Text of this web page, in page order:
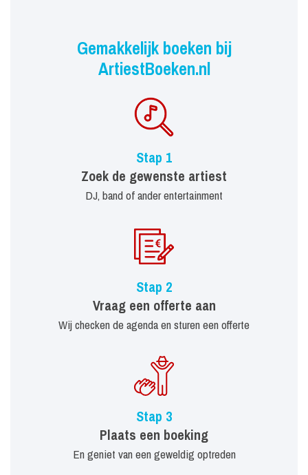
Gemakkelijk boeken bij
ArtiestBoeken.nl
Stap 1
Zoek de gewenste artiest
DJ, band of ander entertainment
Stap 2
Vraag een offerte aan
Wij checken de agenda en sturen een offerte
Stap 3
Plaats een boeking
En geniet van een geweldig optreden